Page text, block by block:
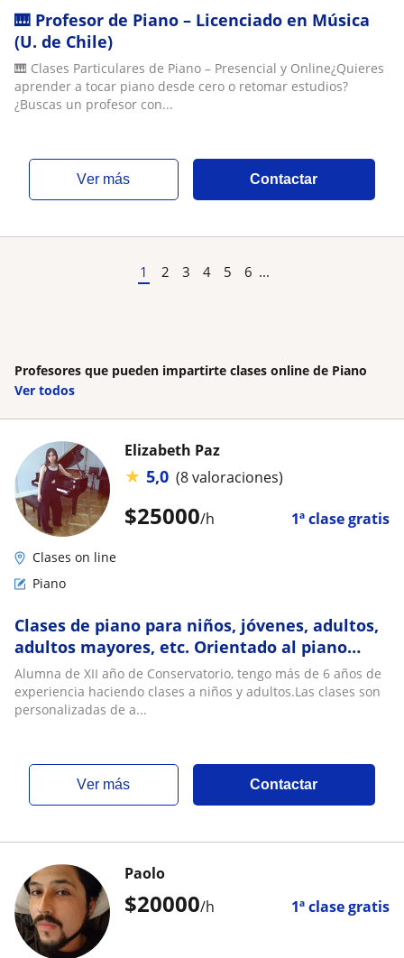
🎹 Profesor de Piano – Licenciado en Música
(U. de Chile)
🎹 Clases Particulares de Piano – Presencial y Online¿Quieres
aprender a tocar piano desde cero o retomar estudios?
¿Buscas un profesor con...
ver más Contactar
1 2 3 4 5 6 ...
Profesores que pueden impartirte clases online de Piano
Ver todos
$25000/h 1ª clase gratis
Elizabeth Paz
★ 5,0 (8 valoraciones)
Clases on line
Piano
Clases de piano para niños, jóvenes, adultos,
adultos mayores, etc. Orientado al piano
clásico en conjunto con armonía, solfeo y
teoría
Alumna de XII año de Conservatorio, tengo más de 6 años de
experiencia haciendo clases a niños y adultos.Las clases son
personalizadas de a...
ver más Contactar
$20000/h 1ª clase gratis
Paolo